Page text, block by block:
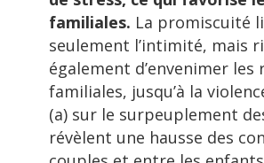
familiales. La promiscuité
seulement l’intimité, mais
également d’envenimer les
familiales, jusqu’à la
(a) sur le surpeuplement
révèlent une hausse des